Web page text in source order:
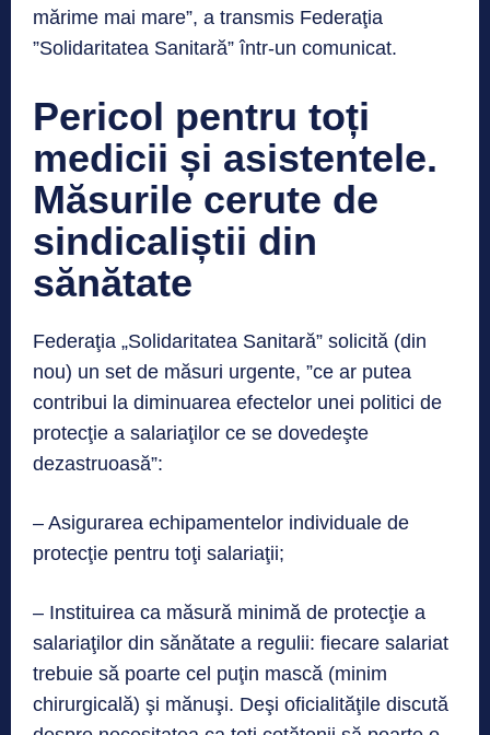
mărime mai mare”, a transmis Federaţia
”Solidaritatea Sanitară” într-un comunicat.
Pericol pentru toți
medicii și asistentele.
Măsurile cerute de
sindicaliștii din
sănătate
Federaţia „Solidaritatea Sanitară” solicită (din
nou) un set de măsuri urgente, ”ce ar putea
contribui la diminuarea efectelor unei politici de
protecţie a salariaţilor ce se dovedeşte
dezastruoasă”:
– Asigurarea echipamentelor individuale de
protecţie pentru toţi salariaţii;
– Instituirea ca măsură minimă de protecţie a
salariaţilor din sănătate a regulii: fiecare salariat
trebuie să poarte cel puţin mască (minim
chirurgicală) şi mănuşi. Deşi oficialităţile discută